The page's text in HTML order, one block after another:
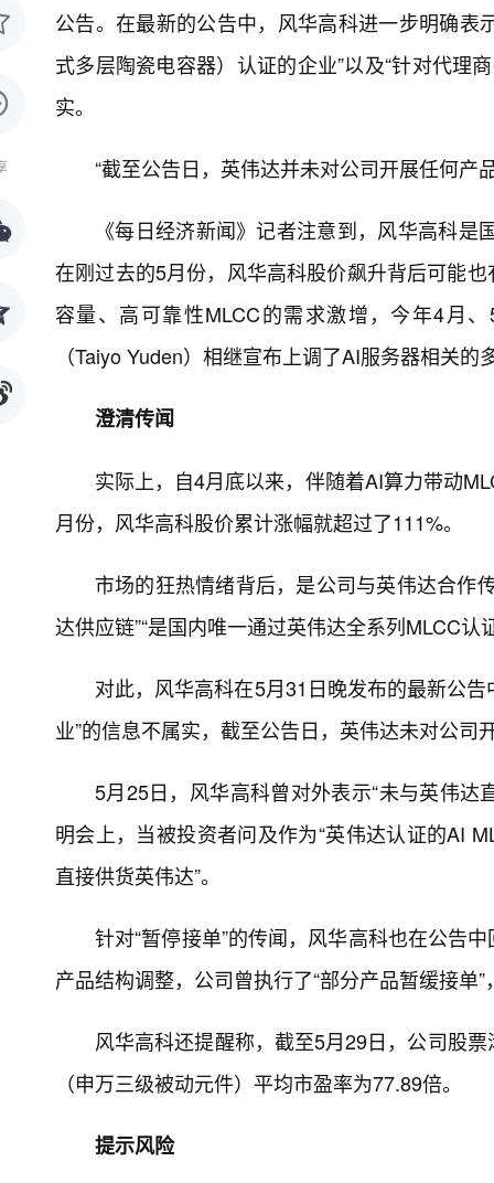
公告。在最新的公告中，风华高科进一步明确表
式多层陶瓷电容器）认证的企业”以及“针对代理
实。
“截至公告日，英伟达并未对公司开展任何产
《每日经济新闻》记者注意到，风华高科是
在刚过去的5月份，风华高科股价飙升背后可能
容量、高可靠性MLCC的需求激增，今年4月
（Taiyo Yuden）相继宣布上调了AI服务器相关
澄清传闻
实际上，自4月底以来，伴随着AI算力带动
月份，风华高科股价累计涨幅就超过了111%。
市场的狂热情绪背后，是公司与英伟达合作
达供应链”“是国内唯一通过英伟达全系列MLCC认
对此，风华高科在5月31日晚发布的最新公
业”的信息不属实，截至公告日，英伟达未对公司
5月25日，风华高科曾对外表示“未与英伟
明会上，当被投资者问及作为“英伟达认证的AI
直接供货英伟达”。
针对“暂停接单”的传闻，风华高科也在公告
产品结构调整，公司曾执行了“部分产品暂缓接单
风华高科还提醒称，截至5月29日，公司股
（申万三级被动元件）平均市盈率为77.89倍。
提示风险